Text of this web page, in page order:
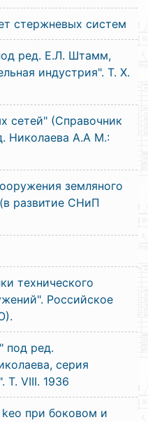
стержневых систем
ред. Е.Л. Штамм,
индустрия". Т. X.
сетей" (Справочник
Николаева А.А М.:
земляного
развитие СНиП
технического
Российское
под ред.
серия
Т. VIII. 1936
при боковом и